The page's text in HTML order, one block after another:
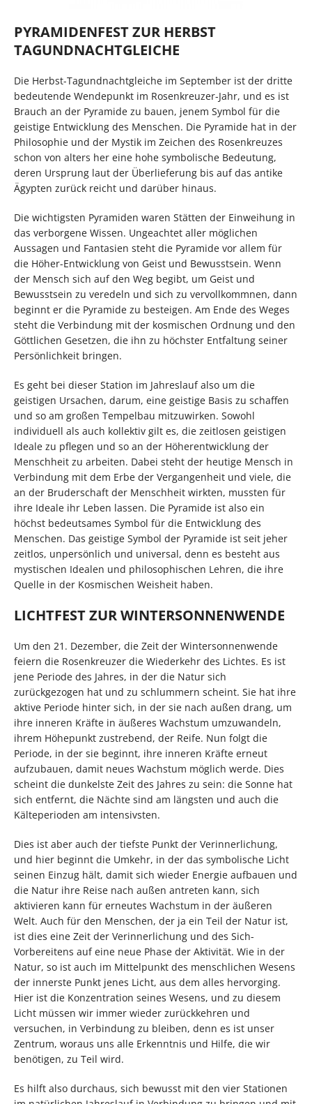
PYRAMIDENFEST ZUR HERBST
TAGUNDNACHTGLEICHE
Die Herbst-Tagundnachtgleiche im September ist der dritte
bedeutende Wendepunkt im Rosenkreuzer-Jahr, und es ist
Brauch an der Pyramide zu bauen, jenem Symbol für die
geistige Entwicklung des Menschen. Die Pyramide hat in der
Philosophie und der Mystik im Zeichen des Rosenkreuzes
schon von alters her eine hohe symbolische Bedeutung,
deren Ursprung laut der Überlieferung bis auf das antike
Ägypten zurück reicht und darüber hinaus.
Die wichtigsten Pyramiden waren Stätten der Einweihung in
das verborgene Wissen. Ungeachtet aller möglichen
Aussagen und Fantasien steht die Pyramide vor allem für
die Höher-Entwicklung von Geist und Bewusstsein. Wenn
der Mensch sich auf den Weg begibt, um Geist und
Bewusstsein zu veredeln und sich zu vervollkommnen, dann
beginnt er die Pyramide zu besteigen. Am Ende des Weges
steht die Verbindung mit der kosmischen Ordnung und den
Göttlichen Gesetzen, die ihn zu höchster Entfaltung seiner
Persönlichkeit bringen.
Es geht bei dieser Station im Jahreslauf also um die
geistigen Ursachen, darum, eine geistige Basis zu schaffen
und so am großen Tempelbau mitzuwirken. Sowohl
individuell als auch kollektiv gilt es, die zeitlosen geistigen
Ideale zu pflegen und so an der Höherentwicklung der
Menschheit zu arbeiten. Dabei steht der heutige Mensch in
Verbindung mit dem Erbe der Vergangenheit und viele, die
an der Bruderschaft der Menschheit wirkten, mussten für
ihre Ideale ihr Leben lassen. Die Pyramide ist also ein
höchst bedeutsames Symbol für die Entwicklung des
Menschen. Das geistige Symbol der Pyramide ist seit jeher
zeitlos, unpersönlich und universal, denn es besteht aus
mystischen Idealen und philosophischen Lehren, die ihre
Quelle in der Kosmischen Weisheit haben.
LICHTFEST ZUR WINTERSONNENWENDE
Um den 21. Dezember, die Zeit der Wintersonnenwende
feiern die Rosenkreuzer die Wiederkehr des Lichtes. Es ist
jene Periode des Jahres, in der die Natur sich
zurückgezogen hat und zu schlummern scheint. Sie hat ihre
aktive Periode hinter sich, in der sie nach außen drang, um
ihre inneren Kräfte in äußeres Wachstum umzuwandeln,
ihrem Höhepunkt zustrebend, der Reife. Nun folgt die
Periode, in der sie beginnt, ihre inneren Kräfte erneut
aufzubauen, damit neues Wachstum möglich werde. Dies
scheint die dunkelste Zeit des Jahres zu sein: die Sonne hat
sich entfernt, die Nächte sind am längsten und auch die
Kälteperioden am intensivsten.
Dies ist aber auch der tiefste Punkt der Verinnerlichung,
und hier beginnt die Umkehr, in der das symbolische Licht
seinen Einzug hält, damit sich wieder Energie aufbauen und
die Natur ihre Reise nach außen antreten kann, sich
aktivieren kann für erneutes Wachstum in der äußeren
Welt. Auch für den Menschen, der ja ein Teil der Natur ist,
ist dies eine Zeit der Verinnerlichung und des Sich-
Vorbereitens auf eine neue Phase der Aktivität. Wie in der
Natur, so ist auch im Mittelpunkt des menschlichen Wesens
der innerste Punkt jenes Licht, aus dem alles hervorging.
Hier ist die Konzentration seines Wesens, und zu diesem
Licht müssen wir immer wieder zurückkehren und
versuchen, in Verbindung zu bleiben, denn es ist unser
Zentrum, woraus uns alle Erkenntnis und Hilfe, die wir
benötigen, zu Teil wird.
Es hilft also durchaus, sich bewusst mit den vier Stationen